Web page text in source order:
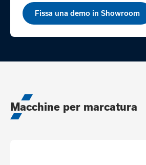
Fissa una demo in Showroom
Macchine per marcatura